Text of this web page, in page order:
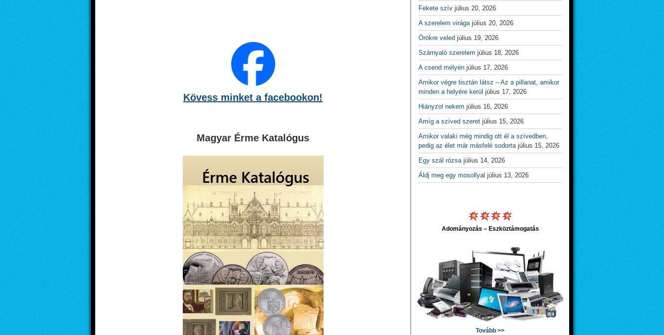
Kövess minket a facebookon!
Magyar Érme Katalógus
Fekete szív július 20, 2026
A szerelem virága július 20, 2026
Örökre veled július 19, 2026
Szárnyaló szerelem július 18, 2026
A csend mélyén július 17, 2026
Amikor végre tisztán látsz – Az a pillanat, amikor
minden a helyére kerül július 17, 2026
Hiányzol nekem július 16, 2026
Amíg a szíved szeret július 15, 2026
Amikor valaki még mindig ott él a szívedben,
pedig az élet már másfelé sodorta július 15, 2026
Egy szál rózsa július 14, 2026
Áldj meg egy mosollyal július 13, 2026
Adományozás – Eszköztámogatás
Tovább >>